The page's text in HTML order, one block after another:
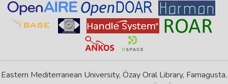
Eastern Mediterranean University, Özay Oral Library, Famagusta,